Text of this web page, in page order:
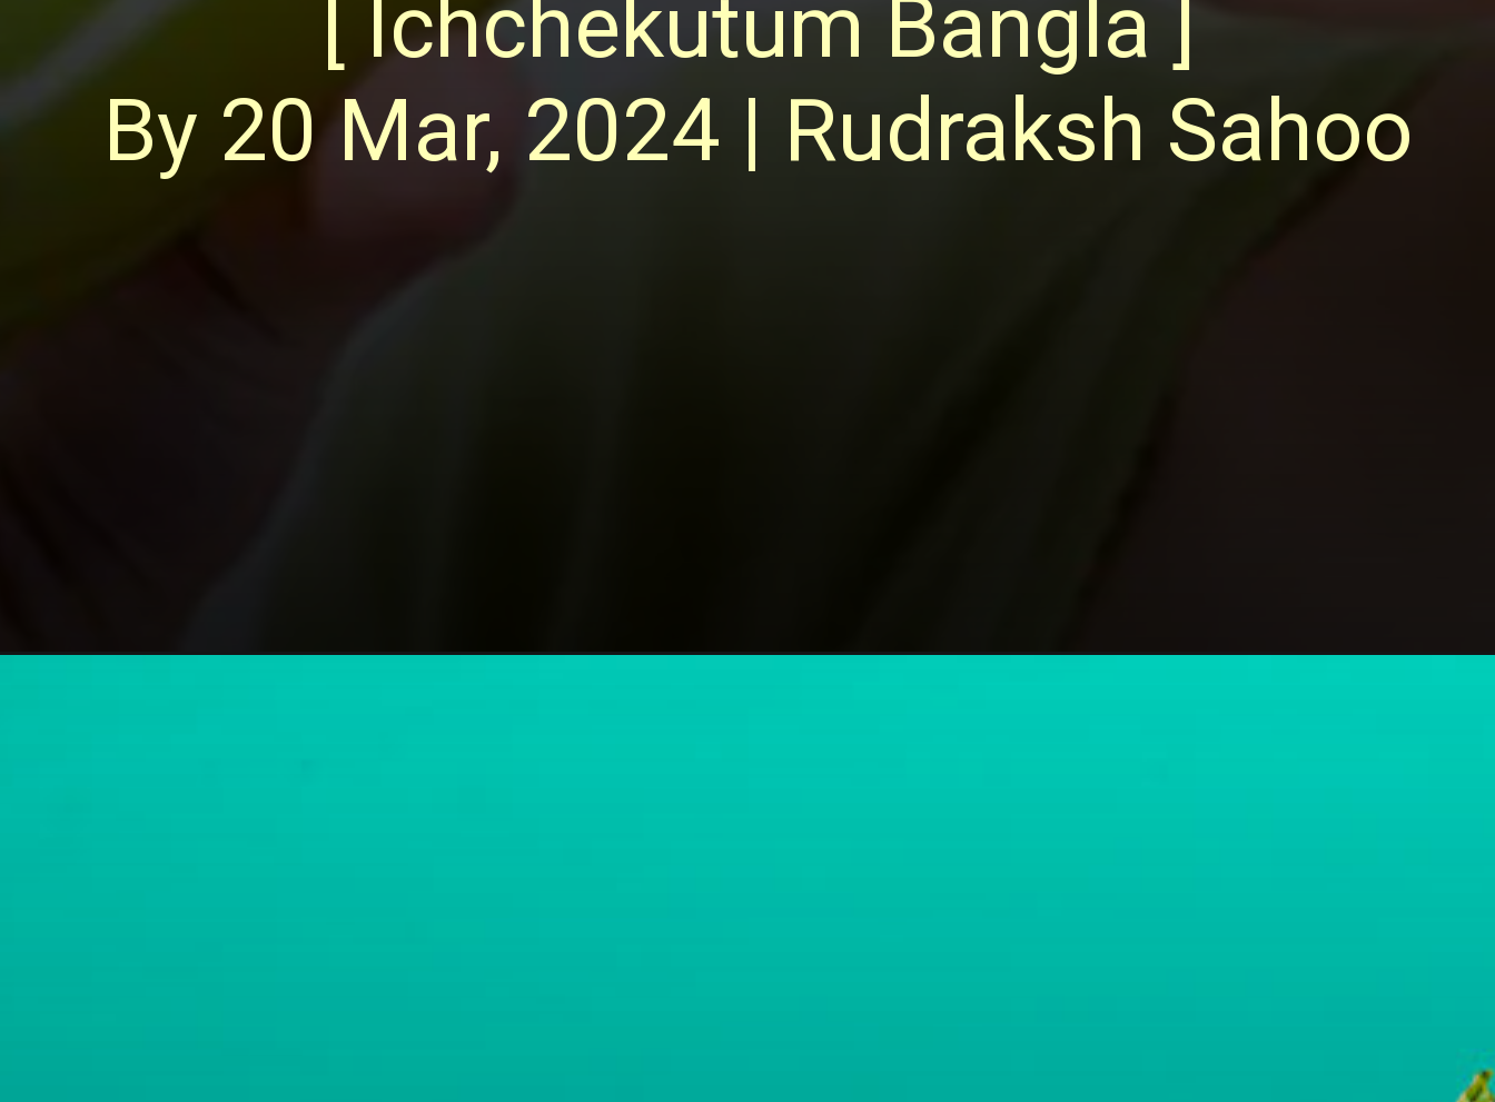
[ Ichchekutum Bangla ]
By 20 Mar, 2024 | Rudraksh Sahoo